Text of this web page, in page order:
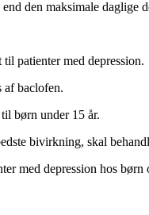
den maksimale daglige
patienter med depression.
af baclofen.
børn under 15 år.
bivirkning, skal
med depression hos børn